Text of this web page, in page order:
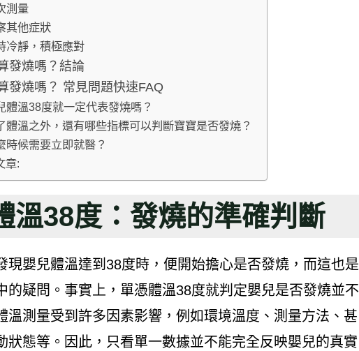
測量
其他症狀
冷靜，積極應對
發燒嗎？結論
發燒嗎？ 常見問題快速FAQ
體溫38度就一定代表發燒嗎？
體溫之外，還有哪些指標可以判斷寶寶是否發燒？
時候需要立即就醫？
章:
溫38度：發燒的準確判斷
現嬰兒體溫達到38度時，便開始擔心是否發燒，而這也是
的疑問。事實上，單憑體溫38度就判定嬰兒是否發燒並不
溫測量受到許多因素影響，例如環境溫度、測量方法、甚
狀態等。因此，只看單一數據並不能完全反映嬰兒的真實